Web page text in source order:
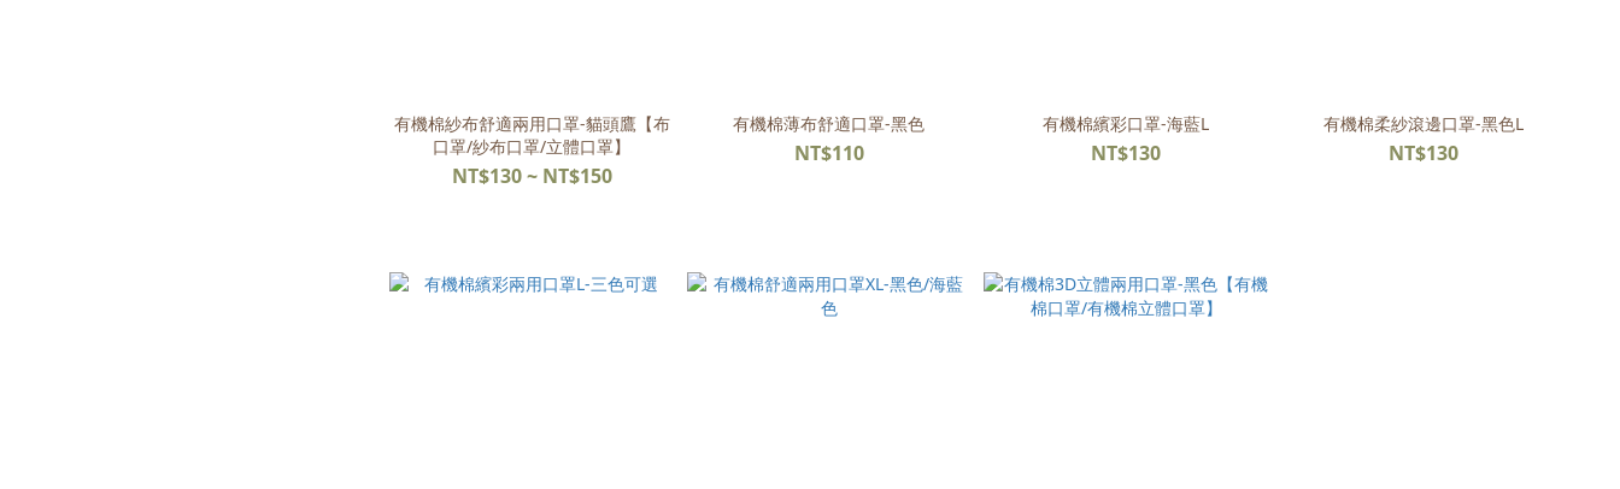
有機棉紗布舒適兩用口罩-貓頭鷹【布
口罩/紗布口罩/立體口罩】
NT$130 ~ NT$150
有機棉薄布舒適口罩-黑色
NT$110
有機棉繽彩口罩-海藍L
NT$130
有機棉柔紗滾邊口罩-黑色L
NT$130